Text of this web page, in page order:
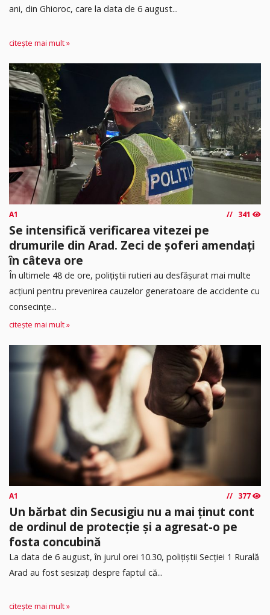
ani, din Ghioroc, care la data de 6 august...
citește mai mult »
A1 341
Se intensifică verificarea vitezei pe
drumurile din Arad. Zeci de șoferi amendați
în câteva ore
În ultimele 48 de ore, polițiștii rutieri au desfășurat mai multe
acțiuni pentru prevenirea cauzelor generatoare de accidente cu
consecințe...
citește mai mult »
A1 377
Un bărbat din Secusigiu nu a mai ținut cont
de ordinul de protecție și a agresat-o pe
fosta concubină
​La data de 6 august, în jurul orei 10.30, polițiștii Secției 1 Rurală
Arad au fost sesizați despre faptul că...
citește mai mult »